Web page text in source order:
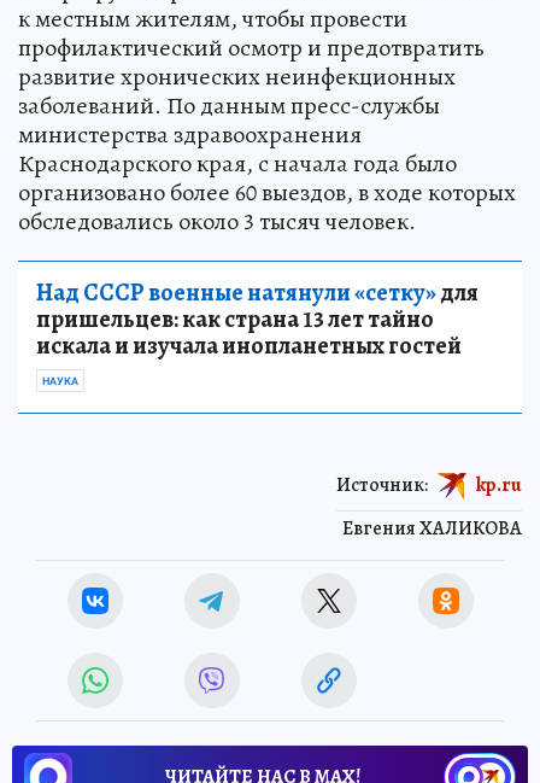
к местным жителям, чтобы провести
профилактический осмотр и предотвратить
развитие хронических неинфекционных
заболеваний. По данным пресс-службы
министерства здравоохранения
Краснодарского края, с начала года было
организовано более 60 выездов, в ходе которых
обследовались около 3 тысяч человек.
Над СССР военные натянули «сетку»для
пришельцев: как страна 13 лет тайно
искала и изучала инопланетных гостей
НАУКА
Евгения ХАЛИКОВА
Источник: kp.ru
ЧИТАЙТЕ НАС В МАХ!